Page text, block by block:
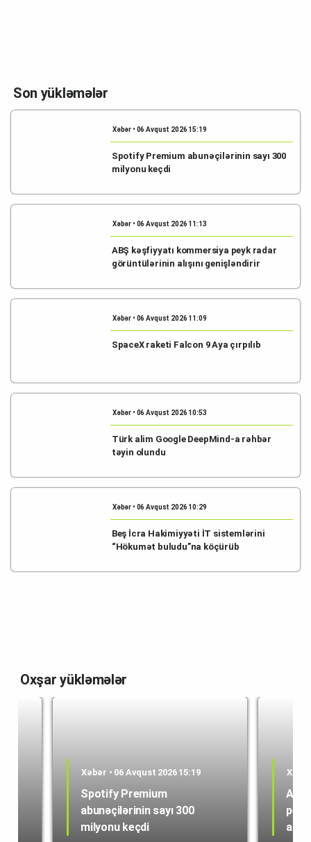
Son yükləmələr
Xəbər • 06 Avqust 2026 15:19
Spotify Premium abunəçilərinin sayı 300
milyonu keçdi
Xəbər • 06 Avqust 2026 11:13
ABŞ kəşfiyyatı kommersiya peyk radar
görüntülərinin alışını genişləndirir
Xəbər • 06 Avqust 2026 11:09
SpaceX raketi Falcon 9 Aya çırpılıb
Xəbər • 06 Avqust 2026 10:53
Türk alim Google DeepMind-a rəhbər
təyin olundu
Xəbər • 06 Avqust 2026 10:29
Beş İcra Hakimiyyəti İT sistemlərini
“Hökumət buludu”na köçürüb
Oxşar yükləmələr
Xəbər • 06 Avqust 2026 15:19
Spotify Premium
abunəçilərinin sayı 300
milyonu keçdi